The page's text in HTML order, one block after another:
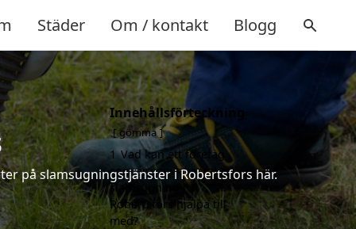
Städer Om / kontakt Blogg
på slamsugningstjänster i Robertsfors här.
Innehållsförteckning
gömma
1 Vad kan ett företag
som är specialiserat på
slamsugning i
Robertsfors hjälpa till
med?